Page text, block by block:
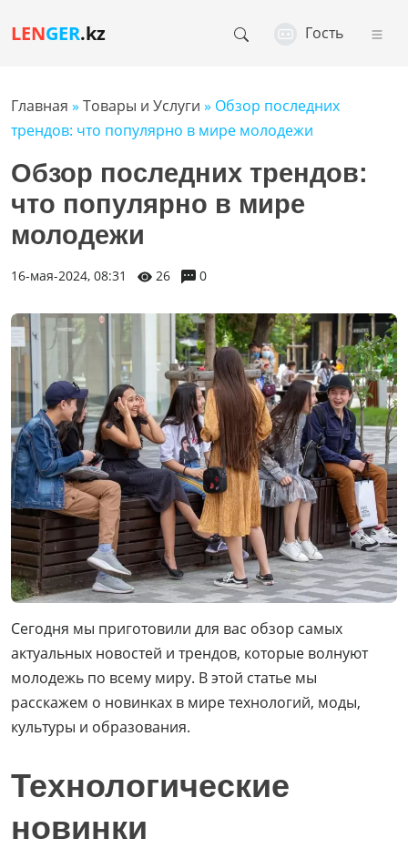
LENGER.kz Гость
Главная » Товары и Услуги » Обзор последних
трендов: что популярно в мире молодежи
Обзор последних трендов:
что популярно в мире
молодежи
16-мая-2024, 08:31 26 0
Сегодня мы приготовили для вас обзор самых
актуальных новостей и трендов, которые волнуют
молодежь по всему миру. В этой статье мы
расскажем о новинках в мире технологий, моды,
культуры и образования.
Технологические
новинки